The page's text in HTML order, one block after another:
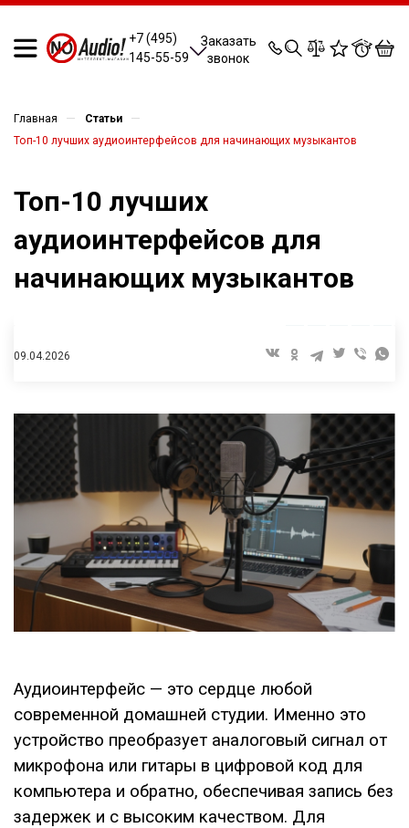
+7 (495)
145-55-59
Заказать
звонок
0 0 0 0
Главная — Статьи —
Топ-10 лучших аудиоинтерфейсов для начинающих музыкантов
Топ-10 лучших
аудиоинтерфейсов для
начинающих музыкантов
09.04.2026
Аудиоинтерфейс — это сердце любой
современной домашней студии. Именно это
устройство преобразует аналоговый сигнал от
микрофона или гитары в цифровой код для
компьютера и обратно, обеспечивая запись без
задержек и с высоким качеством. Для